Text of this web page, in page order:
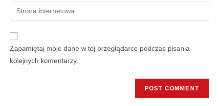
Zapamiętaj moje dane w tej przeglądarce podczas pisania
kolejnych komentarzy.